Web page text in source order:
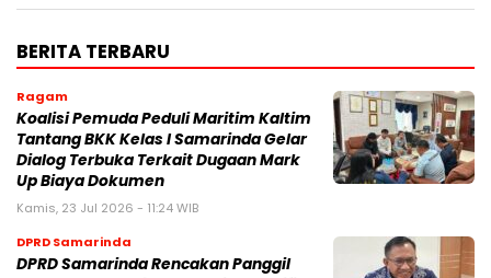
BERITA TERBARU
Ragam
Koalisi Pemuda Peduli Maritim Kaltim
Tantang BKK Kelas I Samarinda Gelar
Dialog Terbuka Terkait Dugaan Mark
Up Biaya Dokumen
Kamis, 23 Jul 2026 - 11:24 WIB
DPRD Samarinda
DPRD Samarinda Rencakan Panggil